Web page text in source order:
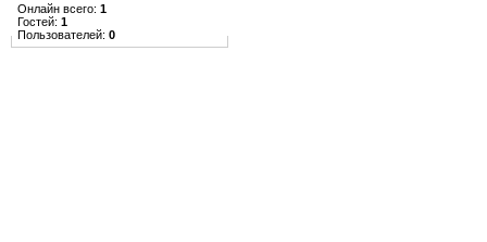
Онлайн всего: 1
Гостей: 1
Пользователей: 0